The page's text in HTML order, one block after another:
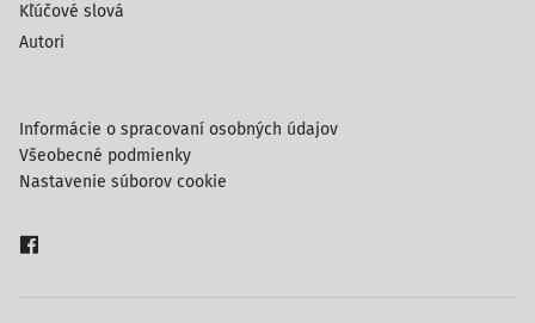
Kľúčové slová
Autori
Informácie o spracovaní osobných údajov
Všeobecné podmienky
Nastavenie súborov cookie